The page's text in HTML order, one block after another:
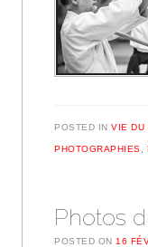
POSTED INVIE DU
PHOTOGRAPHIES
Photos
POSTED ON 16